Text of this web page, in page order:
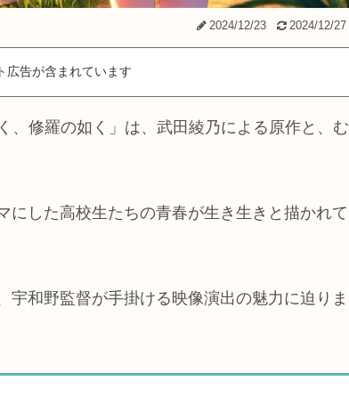
2024/12/23 2024/12/27
広告が含まれています
、修羅の如く」は、武田綾乃による原作と、む
した高校生たちの青春が生き生きと描かれて
和野監督が手掛ける映像演出の魅力に迫りま